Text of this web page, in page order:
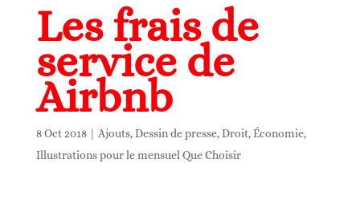
Les frais de
service de
Airbnb
8 Oct 2018| Ajouts, Dessin de presse, Droit, Économie,
Illustrations pour le mensuel Que Choisir